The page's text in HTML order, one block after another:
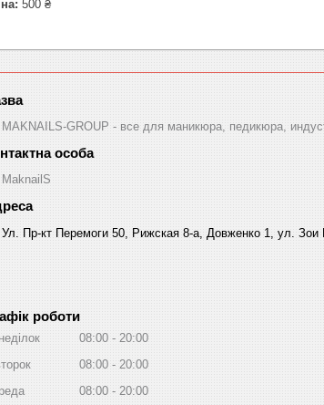
500 ₴
MAKNAILS-GROUP - все для маникюра, педикюра,
MaknailS
Ул. Пр-кт Перемоги 50, Рижская 8-а, Довженко 1, ул. Зои
роботи
08:00
20:00
08:00
20:00
08:00 20:00